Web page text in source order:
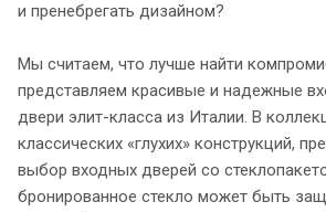
и пренебрегать дизайном?
Мы считаем, что лучше найти
представляем красивые и надежные
двери элит-класса из Италии. В
классических «глухих» конструкций,
выбор входных дверей со
бронированное стекло может быть